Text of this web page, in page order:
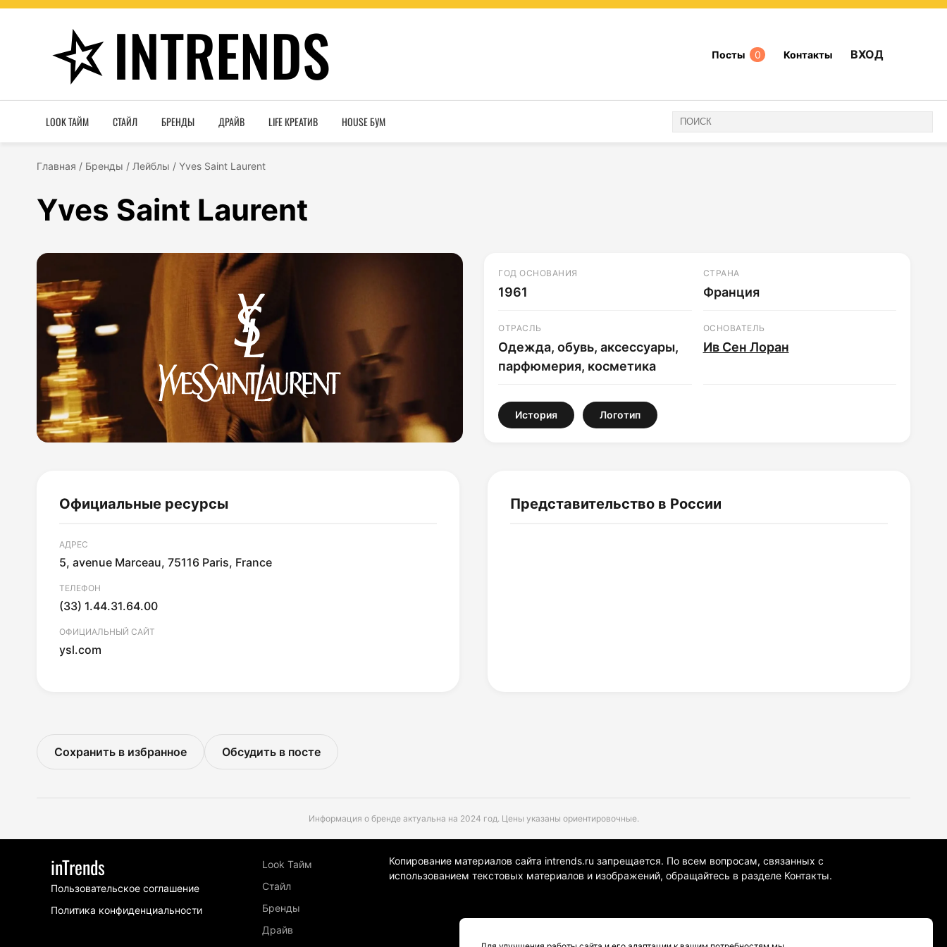
INTRENDS Посты 0 Контакты ВХОД
LOOK ТАЙМ СТАЙЛ БРЕНДЫ ДРАЙВ LIFE КРЕАТИВ HOUSE БУМ
Главная / Бренды / Лейблы / Yves Saint Laurent
Yves Saint Laurent
ГОД ОСНОВАНИЯ
1961
СТРАНА
Франция
ОТРАСЛЬ
Одежда, обувь, аксессуары,
парфюмерия, косметика
ОСНОВАТЕЛЬ
Ив Сен Лоран
История Логотип
Официальные ресурсы
АДРЕС
5, avenue Marceau, 75116 Paris, France
ТЕЛЕФОН
(33) 1.44.31.64.00
ОФИЦИАЛЬНЫЙ САЙТ
ysl.com
Представительство в России
Сохранить в избранное Обсудить в посте
Информация о бренде актуальна на 2024 год. Цены указаны ориентировочные.
inTrends
Пользовательское соглашение
Политика конфиденциальности
Look Тайм
Стайл
Бренды
Драйв
Копирование материалов сайта intrends.ru запрещается. По всем вопросам, связанных с
использованием текстовых материалов и изображений, обращайтесь в разделе Контакты.